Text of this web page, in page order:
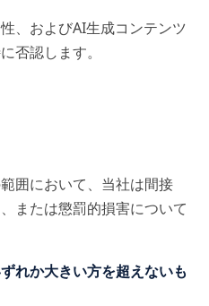
、およびAI生成コンテンツ
否認します。
囲において、当社は間接
または懲罰的損害について
れか大きい方を超えないも